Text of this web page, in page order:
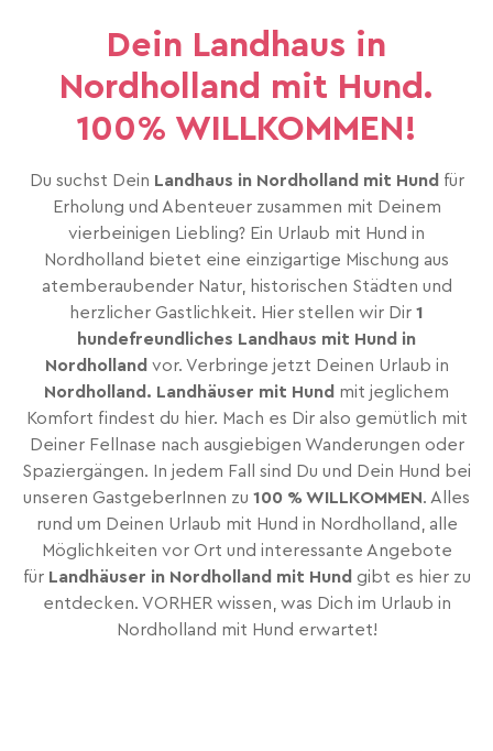
Dein Landhaus in
Nordholland mit Hund.
100% WILLKOMMEN!
Du suchst Dein Landhaus in Nordholland mit Hund für
Erholung und Abenteuer zusammen mit Deinem
vierbeinigen Liebling? Ein Urlaub mit Hund in
Nordholland bietet eine einzigartige Mischung aus
atemberaubender Natur, historischen Städten und
herzlicher Gastlichkeit. Hier stellen wir Dir 1
hundefreundliches Landhaus mit Hund in
Nordholland vor. Verbringe jetzt Deinen Urlaub in
Nordholland. Landhäuser mit Hund mit jeglichem
Komfort findest du hier. Mach es Dir also gemütlich mit
Deiner Fellnase nach ausgiebigen Wanderungen oder
Spaziergängen. In jedem Fall sind Du und Dein Hund bei
unseren GastgeberInnen zu 100 % WILLKOMMEN. Alles
rund um Deinen Urlaub mit Hund in Nordholland, alle
Möglichkeiten vor Ort und interessante Angebote
für Landhäuser in Nordholland mit Hund gibt es hier zu
entdecken. VORHER wissen, was Dich im Urlaub in
Nordholland mit Hund erwartet!